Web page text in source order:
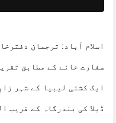
اسلام آباد: ترجمان
ایک کشتی لیبیا کے شہر
ڈیلا کی بندرگاہ کے قریب